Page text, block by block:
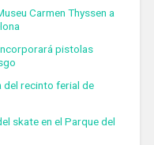
Carmen Thyssen a
pistolas
del recinto ferial de
skate en el Parque del